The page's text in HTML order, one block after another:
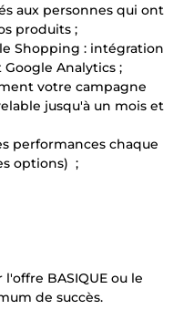
aux personnes qui ont
produits ;
Shopping : intégration
Analytics ;
votre campagne
jusqu'à un mois et
performances chaque
options) ;
BASIQUE ou le
de succès.